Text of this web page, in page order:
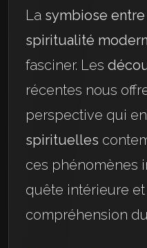
La symbiose
spiritualité
fasciner. Les
récentes nous
perspective qui
spirituelles
ces phénomènes
quête intérieure
compréhension